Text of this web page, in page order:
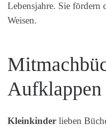
Lebensjahre. Sie
Weisen.
Aufklappen
Kleinkinder lieben